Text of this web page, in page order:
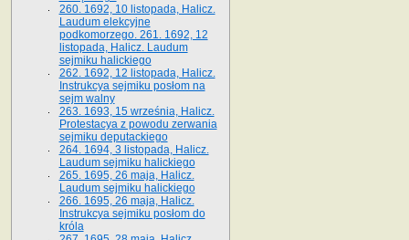
260. 1692, 10 listopada, Halicz.
Laudum elekcyjne
podkomorzego. 261. 1692, 12
listopada, Halicz. Laudum
sejmiku halickiego
262. 1692, 12 listopada, Halicz.
Instrukcya sejmiku posłom na
sejm walny
263. 1693, 15 września, Halicz.
Protestacya z powodu zerwania
sejmiku deputackiego
264. 1694, 3 listopada, Halicz.
Laudum sejmiku halickiego
265. 1695, 26 maja, Halicz.
Laudum sejmiku halickiego
266. 1695, 26 maja, Halicz.
Instrukcya sejmiku posłom do
króla